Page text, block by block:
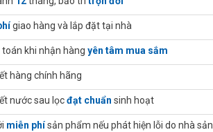
giao hàng và lắp đặt tại nhà
khi nhận hàng yên tâm mua sắm
hàng chính hãng
nước sau lọcđạt chuẩn sinh hoạt
miễn phísản phẩm nếu phát hiện lỗi do nhà sản